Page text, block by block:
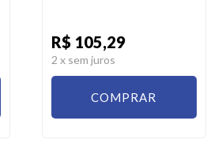
R$ 105,29
2 x sem juros
COMPRAR